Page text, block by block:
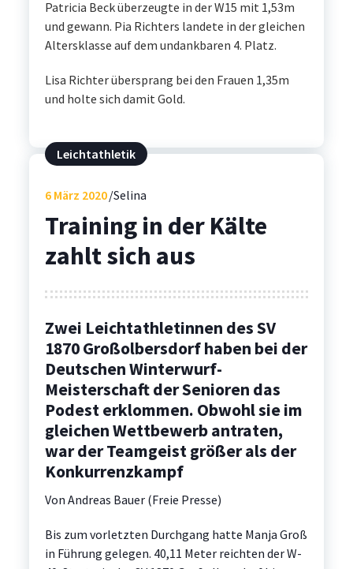
Patricia Beck überzeugte in der W15 mit 1,53m
und gewann. Pia Richters landete in der gleichen
Altersklasse auf dem undankbaren 4. Platz.
Lisa Richter übersprang bei den Frauen 1,35m
und holte sich damit Gold.
Leichtathletik
6März 2020 Selina
Training in der Kälte
zahlt sich aus
Zwei Leichtathletinnen des SV
1870 Großolbersdorf haben bei der
Deutschen Winterwurf-
Meisterschaft der Senioren das
Podest erklommen. Obwohl sie im
gleichen Wettbewerb antraten,
war der Teamgeist größer als der
Konkurrenzkampf
Von Andreas Bauer (Freie Presse)
Bis zum vorletzten Durchgang hatte Manja Groß
in Führung gelegen. 40,11 Meter reichten der W-